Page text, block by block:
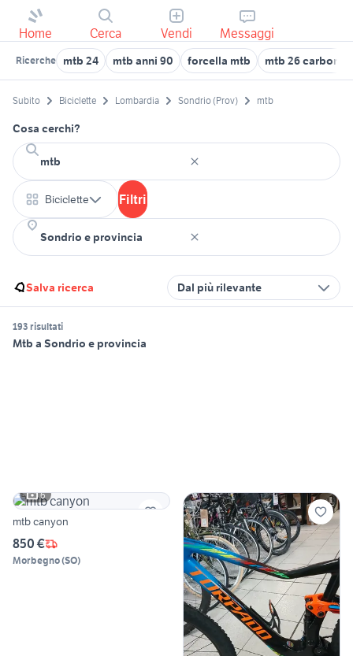
Home Cerca Vendi Messaggi
Ricerche mtb 24 mtb anni 90 forcella mtb mtb 26 carbonio
Subito Biciclette Lombardia Sondrio (Prov) mtb
Cosa cerchi?
Biciclette Filtri
Salva ricerca Dal più rilevante
193 risultati
Mtb a Sondrio e provincia
6
mtb canyon
850 €
Morbegno(SO)